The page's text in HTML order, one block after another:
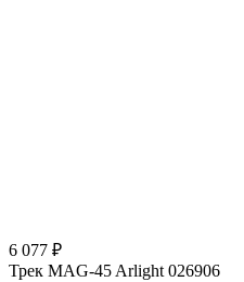
6 077 ₽
Трек MAG-45 Arlight 026906